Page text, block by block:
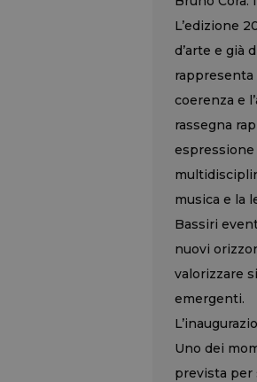
L’edizione
d’arte e già
rappresenta
coerenza e
rassegna
espressione
musica e la
Bassiri
nuovi
valorizzare
emergenti.
Uno dei
prevista per